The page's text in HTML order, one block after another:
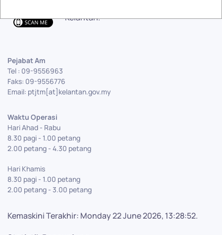
Kelantan.
Pejabat Am
Tel : 09-9556963
Faks: 09-9556776
Email: ptjtm[at]kelantan.gov.my
Waktu Operasi
Hari Ahad - Rabu
8.30 pagi - 1.00 petang
2.00 petang - 4.30 petang
Hari Khamis
8.30 pagi - 1.00 petang
2.00 petang - 3.00 petang
Kemaskini Terakhir: Monday 22 June 2026, 13:28:52.